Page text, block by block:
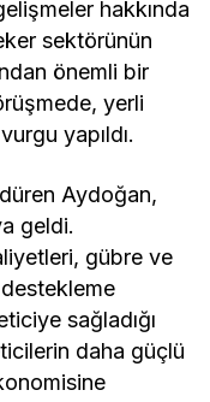
hakkında
sektörünün
önemli bir
yerli
yapıldı.
Aydoğan,
geldi.
gübre ve
sağladığı
daha güçlü